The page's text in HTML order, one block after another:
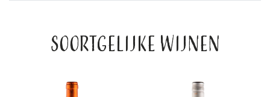
Soortgelijke wijnen